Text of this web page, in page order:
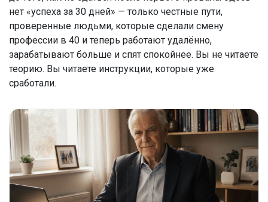
нет «успеха за 30 дней» — только честные пути,
проверенные людьми, которые сделали смену
профессии в 40 и теперь работают удалённо,
зарабатывают больше и спят спокойнее. Вы не читаете
теорию. Вы читаете инструкции, которые уже
сработали.